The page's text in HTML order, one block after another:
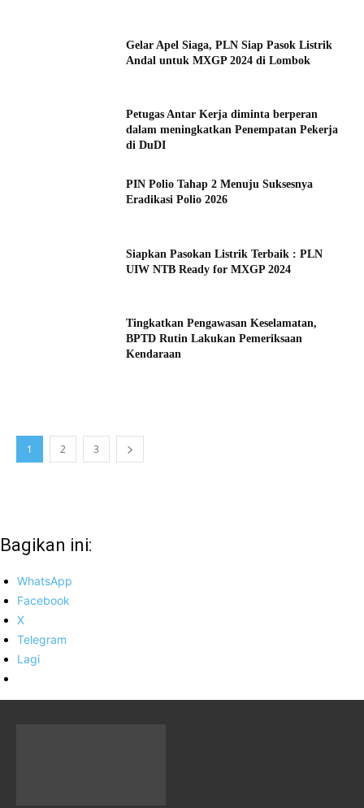
Gelar Apel Siaga, PLN Siap Pasok Listrik
Andal untuk MXGP 2024 di Lombok
Petugas Antar Kerja diminta berperan
dalam meningkatkan Penempatan Pekerja
di DuDI
PIN Polio Tahap 2 Menuju Suksesnya
Eradikasi Polio 2026
Siapkan Pasokan Listrik Terbaik : PLN
UIW NTB Ready for MXGP 2024
Tingkatkan Pengawasan Keselamatan,
BPTD Rutin Lakukan Pemeriksaan
Kendaraan
1 2 3
Bagikan ini:
WhatsApp
Facebook
X
Telegram
Lagi